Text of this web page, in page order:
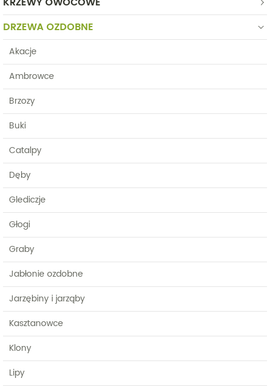
DRZEWA OZDOBNE
Akacje
Ambrowce
Brzozy
Buki
Catalpy
Dęby
Glediczje
Głogi
Graby
Jabłonie ozdobne
Jarzębiny i jarząby
Kasztanowce
Klony
Lipy